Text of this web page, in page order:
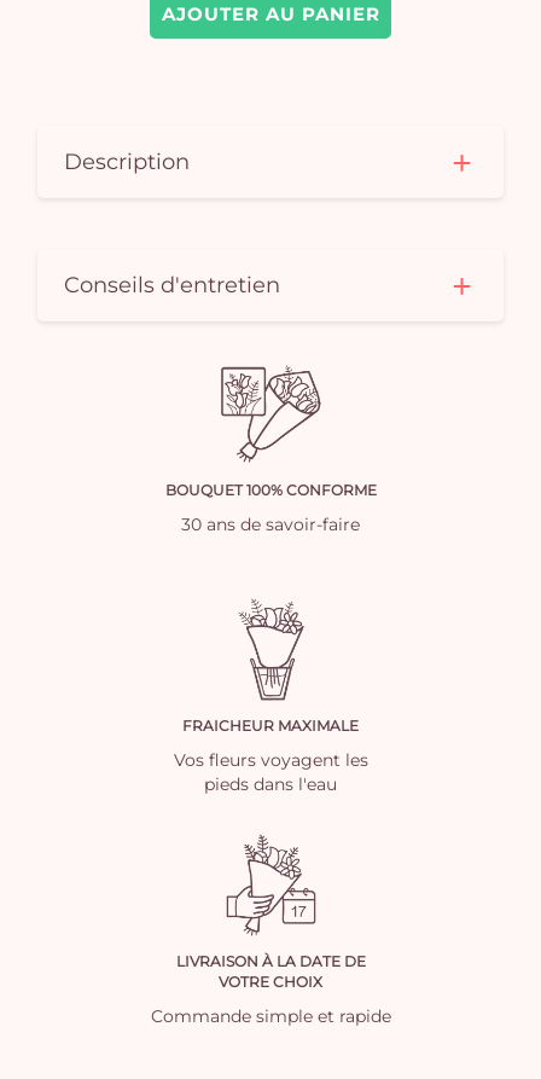
AJOUTER AU PANIER
Description
Conseils d'entretien
BOUQUET 100% CONFORME
30 ans de savoir-faire
FRAICHEUR MAXIMALE
Vos fleurs voyagent les
pieds dans l'eau
LIVRAISON À LA DATE DE
VOTRE CHOIX
Commande simple et rapide